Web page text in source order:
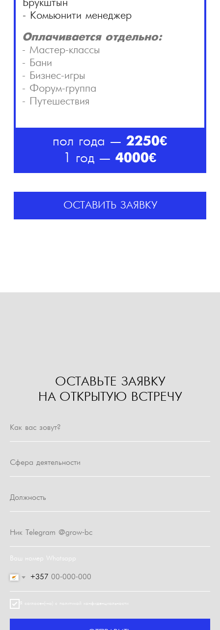
ОСТАВЬТЕ ЗАЯВКУ
НА ОТКРЫТУЮ ВСТРЕЧУ
Ваш номер Whatsapp
+357
Я согласен(-на) с политикой конфиденциальности